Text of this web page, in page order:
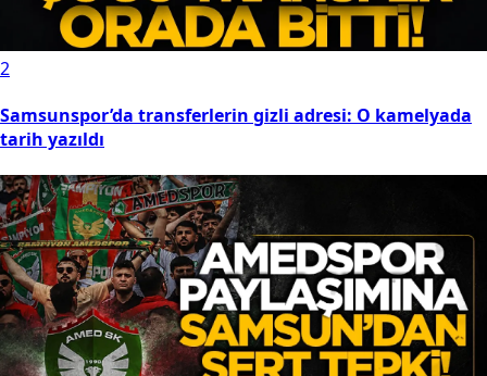
2
Samsunspor’da transferlerin gizli adresi: O kamelyada
tarih yazıldı